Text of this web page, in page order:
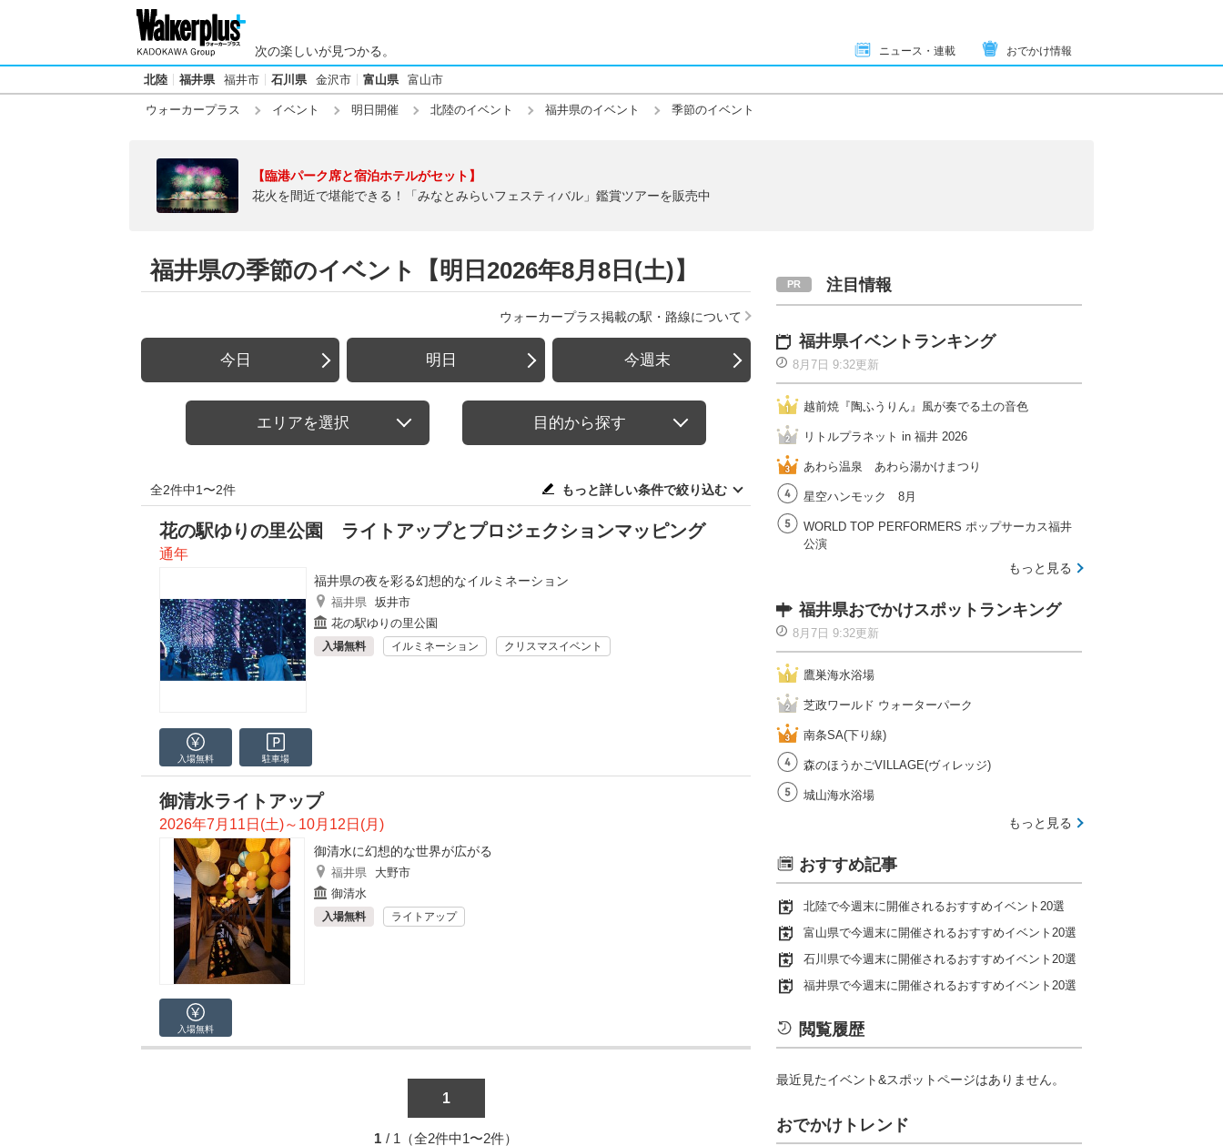
次の楽しいが見つかる。 ニュース・連載 おでかけ情報
北陸 福井県 福井市 石川県 金沢市 富山県 富山市
ウォーカープラス イベント 明日開催 北陸のイベント 福井県のイベント 季節のイベント
【臨港パーク席と宿泊ホテルがセット】
花火を間近で堪能できる！「みなとみらいフェスティバル」鑑賞ツアーを販売中
福井県の季節のイベント【明日2026年8月8日(土)】
ウォーカープラス掲載の駅・路線について
今日 明日 今週末
エリアを選択 目的から探す
全2件中1〜2件 もっと詳しい条件で絞り込む
花の駅ゆりの里公園 ライトアップとプロジェクションマッピング
通年
福井県の夜を彩る幻想的なイルミネーション
福井県 坂井市
花の駅ゆりの里公園
入場無料 イルミネーション クリスマスイベント
入場無料 駐車場
御清水ライトアップ
2026年7月11日(土)～10月12日(月)
御清水に幻想的な世界が広がる
福井県
大野市
御清水
入場無料 ライトアップ
入場無料
1
1 / 1（全2件中1〜2件）
注目情報
福井県イベントランキング
8月7日 9:32更新
越前焼『陶ふうりん』風が奏でる土の音色
リトルプラネット in 福井 2026
あわら温泉 あわら湯かけまつり
星空ハンモック 8月
WORLD TOP PERFORMERS ポップサーカス福井
公演
もっと見る
福井県おでかけスポットランキング
8月7日 9:32更新
鷹巣海水浴場
芝政ワールド ウォーターパーク
南条SA(下り線)
森のほうかごVILLAGE(ヴィレッジ)
城山海水浴場
もっと見る
おすすめ記事
北陸で今週末に開催されるおすすめイベント20選
富山県で今週末に開催されるおすすめイベント20選
石川県で今週末に開催されるおすすめイベント20選
福井県で今週末に開催されるおすすめイベント20選
閲覧履歴
最近見たイベント&スポットページはありません。
おでかけトレンド